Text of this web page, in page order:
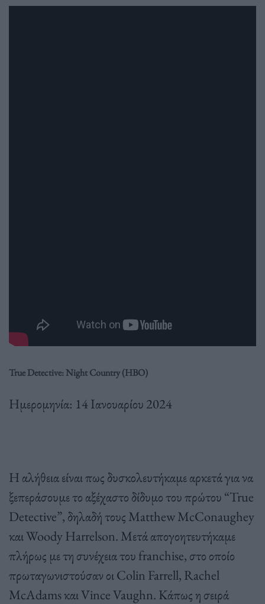
True Detective: Night Country (HBO)
Ημερομηνία: 14 Ιανουαρίου 2024
Η αλήθεια είναι πως δυσκολευτήκαμε αρκετά για να
ξεπεράσουμε το αξέχαστο δίδυμο του πρώτου “True
Detective”, δηλαδή τους Matthew McConaughey
και Woody Harrelson. Μετά απογοητευτήκαμε
πλήρως με τη συνέχεια του franchise, στο οποίο
πρωταγωνιστούσαν οι Colin Farrell, Rachel
McAdams και Vince Vaughn. Κάπως η σειρά